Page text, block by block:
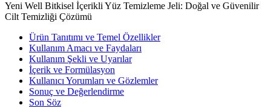
Yeni Well Bitkisel İçerikli Yüz Temizleme Jeli: Doğal ve Güvenilir
Cilt Temizliği Çözümü
Ürün Tanıtımı ve Temel Özellikler
Kullanım Amacı ve Faydaları
Kullanım Şekli ve Uyarılar
İçerik ve Formülasyon
Kullanıcı Yorumları ve Gözlemler
Sonuç ve Değerlendirme
Son Söz